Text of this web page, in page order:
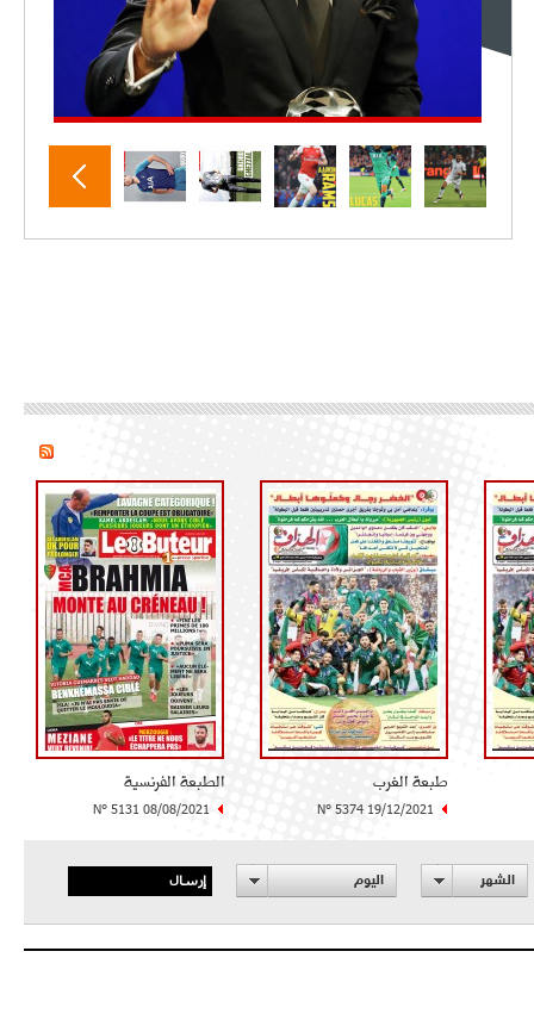
طبعة الغرب
N° 5374 19/12/2021
الطبعة الفرنسية
N° 5131 08/08/2021
الشهر اليوم إرسال